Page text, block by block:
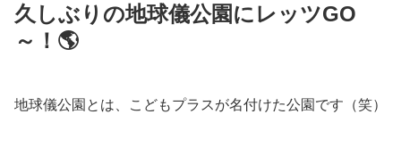
久しぶりの地球儀公園にレッツGO
～！🌎
地球儀公園とは、こどもプラスが名付けた公園です（笑）